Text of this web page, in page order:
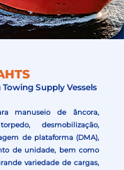
Supply Vessels
manuseio de âncora,
desmobilização,
de plataforma (DMA),
de unidade, bem como
variedade de cargas,